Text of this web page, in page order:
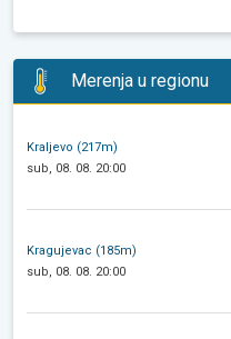
Merenja u regionu
Kraljevo (217m)
sub, 08. 08. 20:00
Kragujevac (185m)
sub, 08. 08. 20:00